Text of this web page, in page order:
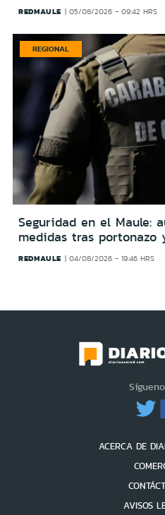
REDMAULE 05/08/2026 - 09:42 HRS
REGIONAL
Seguridad en el Maule:
medidas tras portonazo
REDMAULE 04/08/2026 - 19:46 HRS
ACERCA DE
AVISOS